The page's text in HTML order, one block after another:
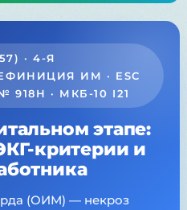
· 4-Я
ИМ · ESC
918Н · МКБ-10 I21
этапе:
критерии и
(ОИМ) — некроз